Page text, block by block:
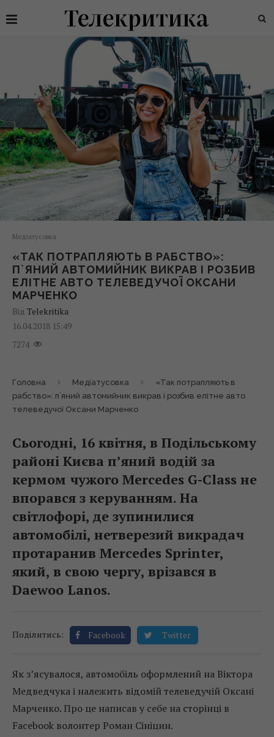
Медіатусовка
«ТАК ПОТРАПЛЯЮТЬ В РАБСТВО»:
П`ЯНИЙ АВТОМИЙНИК ВИКРАВ І РОЗБИВ
ЕЛІТНЕ АВТО ТЕЛЕВЕДУЧОЇ ОКСАНИ
МАРЧЕНКО
Від Telekritika
16.04.2018 15:49
7274
Головна Медіатусовка
«Так потрапляють в
рабство»: п`яний автомийник викрав і розбив елітне авто
телеведучої Оксани Марченко
Сьогодні, 16 квітня, в Подільському
районі Києва п’яний водій за
кермом чужого Mercedes G-Class не
впорався з керуванням. На
світлофорі, де зупинилися
автомобілі, нетверезий викрадач
протаранив Mercedes Sprinter,
який, в свою чергу, врізався в
Daewoo Lanos.
Поділитись: Facebook Twitter
Як з’ясувалося, автомобіль оформлений на Віктора
Медведчука і належить відомій телеведучій Оксані
Марченко. Про це написав у себе на сторінці в
Facebook волонтер Роман Сініцин.